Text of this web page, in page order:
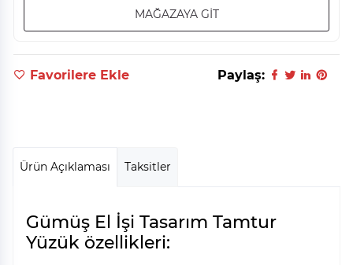
MAĞAZAYA GİT
Favorilere Ekle Paylaş:
Ürün Açıklaması Taksitler
Gümüş El İşi Tasarım Tamtur
Yüzük özellikleri: